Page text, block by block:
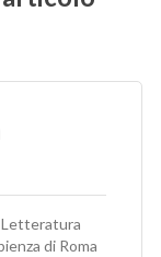
Letteratura
di Roma